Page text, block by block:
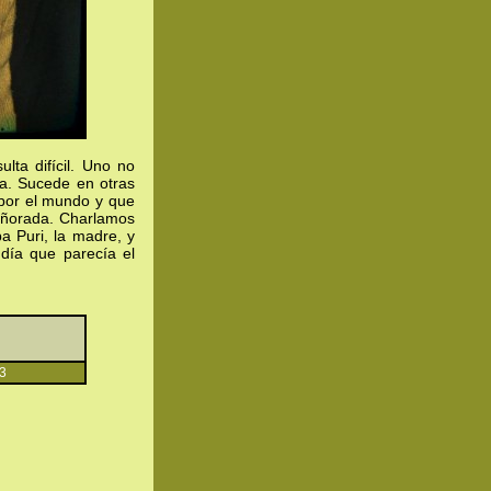
difícil. Uno no
Sucede en otras
el mundo y que
Charlamos
Puri, la madre, y
que parecía el